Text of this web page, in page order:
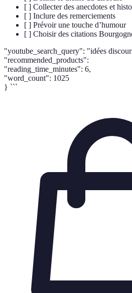
[ ] Collecter des anecdotes et
[ ] Inclure des remerciements
[ ] Prévoir une touche d’humour
[ ] Choisir des citations
"youtube_search_query": "idées
"recommended_products":
"reading_time_minutes": 6,
"word_count": 1025
} ```